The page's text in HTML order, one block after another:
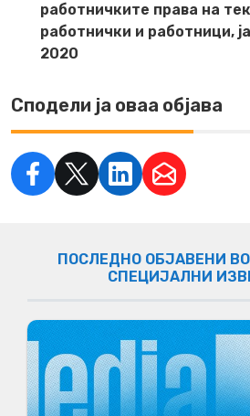
работничките права на
работнички и работници,
2020
Сподели ја оваа објава
ПОСЛЕДНО ОБЈАВЕНИ
СПЕЦИЈАЛНИ